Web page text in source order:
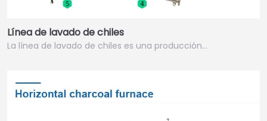
Línea de lavado de chiles
La línea de lavado de chiles es una producción…